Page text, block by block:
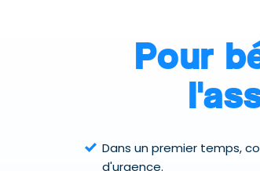
Pour
Dans un premier temps,
d'urgence.